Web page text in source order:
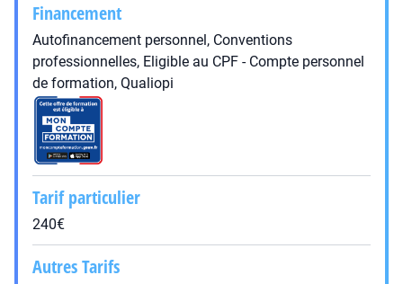
Financement
Autofinancement personnel, Conventions
professionnelles, Eligible au CPF - Compte personnel
de formation, Qualiopi
Tarif particulier
240€
Autres Tarifs